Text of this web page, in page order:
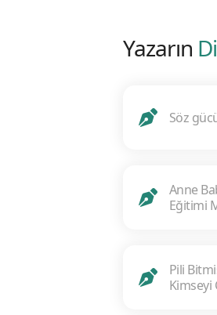
Yazarın
Söz
Anne
Eğitimi
Pili
Kimseyi